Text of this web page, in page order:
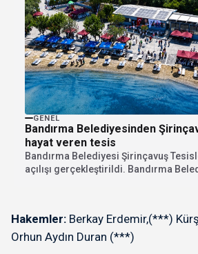
GENEL
Bandırma Belediyesinden
hayat veren tesis
Bandırma Belediyesi Şirinçavuş
açılışı gerçekleştirildi. Bandırma
Hakemler: Berkay Erdemir,(***)
Orhun Aydın Duran (***)